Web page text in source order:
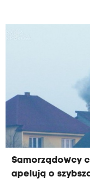
publicznych -
gazowe, montaż
Samorządowcy
apelują o